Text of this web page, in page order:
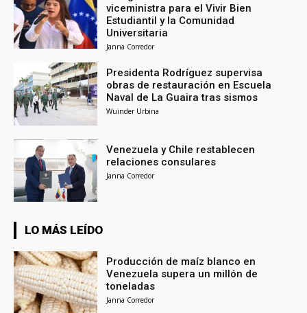
viceministra para el Vivir Bien
Estudiantil y la Comunidad
Universitaria
Janna Corredor
Presidenta Rodríguez supervisa
obras de restauración en Escuela
Naval de La Guaira tras sismos
Wuinder Urbina
Venezuela y Chile restablecen
relaciones consulares
Janna Corredor
LO MÁS LEÍDO
Producción de maíz blanco en
Venezuela supera un millón de
toneladas
Janna Corredor